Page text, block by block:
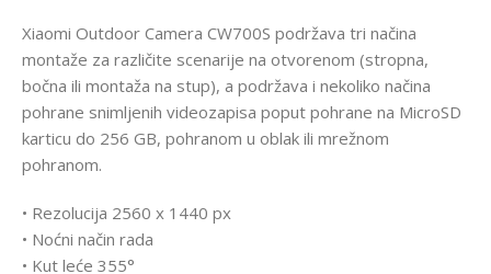
Xiaomi Outdoor Camera CW700S podržava tri načina
montaže za različite scenarije na otvorenom (stropna,
bočna ili montaža na stup), a podržava i nekoliko načina
pohrane snimljenih videozapisa poput pohrane na MicroSD
karticu do 256 GB, pohranom u oblak ili mrežnom
pohranom.
• Rezolucija 2560 x 1440 px
• Noćni način rada
• Kut leće 355°